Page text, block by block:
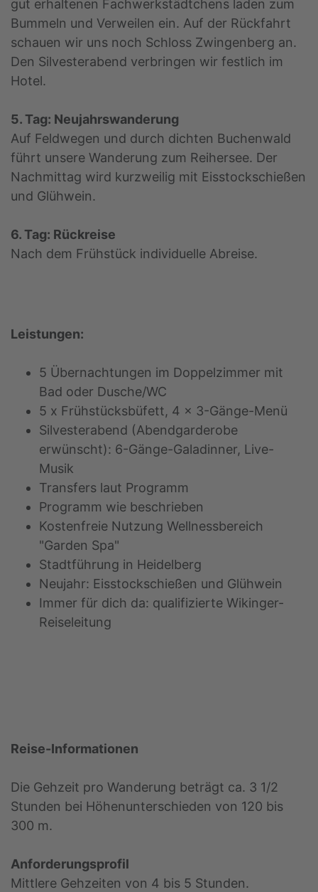
gut erhaltenen Fachwerkstädtchens laden zum
Bummeln und Verweilen ein. Auf der Rückfahrt
schauen wir uns noch Schloss Zwingenberg an.
Den Silvesterabend verbringen wir festlich im
Hotel.
5. Tag: Neujahrswanderung
Auf Feldwegen und durch dichten Buchenwald
führt unsere Wanderung zum Reihersee. Der
Nachmittag wird kurzweilig mit Eisstockschießen
und Glühwein.
6. Tag: Rückreise
Nach dem Frühstück individuelle Abreise.
Leistungen:
5 Übernachtungen im Doppelzimmer mit
Bad oder Dusche/WC
5 x Frühstücksbüfett, 4 x 3-Gänge-Menü
Silvesterabend (Abendgarderobe
erwünscht): 6-Gänge-Galadinner, Live-
Musik
Transfers laut Programm
Programm wie beschrieben
Kostenfreie Nutzung Wellnessbereich
"Garden Spa"
Stadtführung in Heidelberg
Neujahr: Eisstockschießen und Glühwein
Immer für dich da: qualifizierte Wikinger-
Reiseleitung
Reise-Informationen
Die Gehzeit pro Wanderung beträgt ca. 3 1/2
Stunden bei Höhenunterschieden von 120 bis
300 m.
Anforderungsprofil
Mittlere Gehzeiten von 4 bis 5 Stunden.